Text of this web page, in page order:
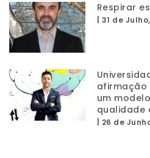
Respirar
31 de
afirmação
um
qualidade
26 de